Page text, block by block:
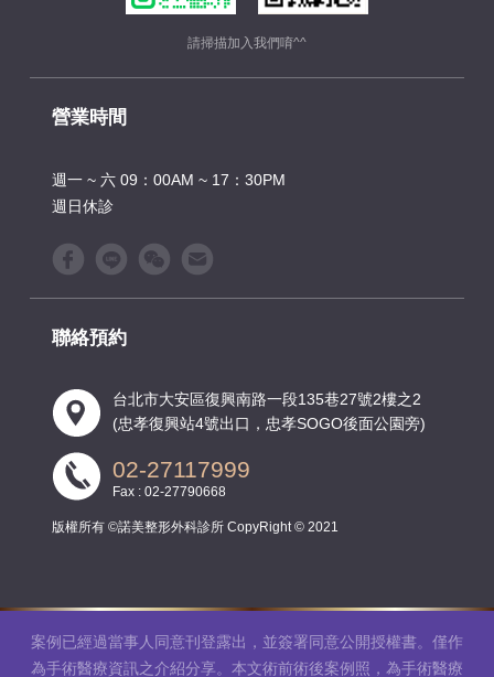
請掃描加入我們唷^^
營業時間
週一 ~ 六 09：00AM ~ 17：30PM
週日休診
聯絡預約
台北市大安區復興南路一段135巷27號2樓之2
(忠孝復興站4號出口，忠孝SOGO後面公園旁)
02-27117999
Fax : 02-27790668
版權所有 ©諾美整形外科診所 CopyRight © 2021
案例已經過當事人同意刊登露出，並簽署同意公開授權書。僅作
為手術醫療資訊之介紹分享。本文術前術後案例照，為手術醫療